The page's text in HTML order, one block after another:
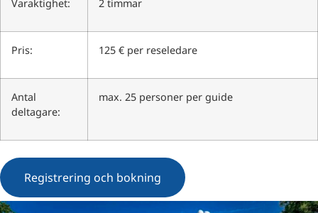
Varaktighet: 2 timmar
Pris: 125 € per reseledare
Antal
deltagare:
max. 25 personer per guide
Registrering och bokning